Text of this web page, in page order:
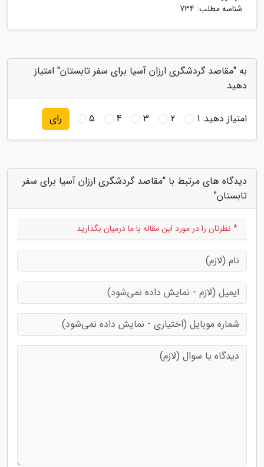
شناسه مطلب: 734
به "مقاصد گردشگری ارزان آسیا برای سفر تابستان" امتیاز
دهید
امتیاز دهید:1
2
3
4
5 رای
دیدگاه های مرتبط با "مقاصد گردشگری ارزان آسیا برای سفر
تابستان"
* نظرتان را در مورد این مقاله با ما درمیان بگذارید